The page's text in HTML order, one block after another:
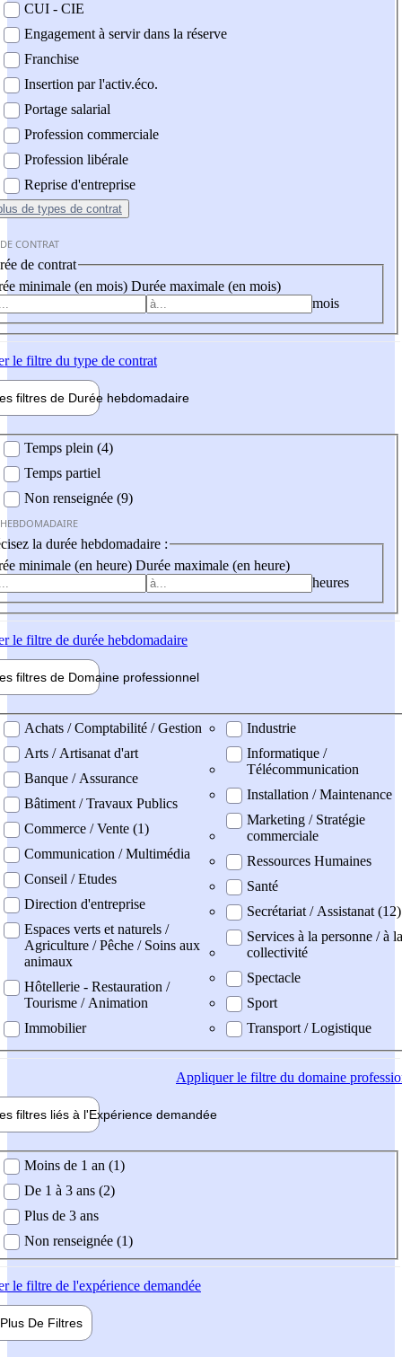
CUI - CIE
Engagement à servir dans la réserve
Franchise
Insertion par l'activ.éco.
Portage salarial
Profession commerciale
Profession libérale
Reprise d'entreprise
de types de contrat
CONTRAT
de contrat
minimale (en mois) Durée maximale (en mois)
mois
le filtre du type de contrat
filtres de Durée hebdomadaire
Temps plein (4)
Temps partiel
Non renseignée (9)
la durée hebdomadaire :
minimale (en heure) Durée maximale (en heure)
heures
le filtre de durée hebdomadaire
filtres de Domaine professionnel
professionel
Achats / Comptabilité / Gestion
Arts / Artisanat d'art
Banque / Assurance
Bâtiment / Travaux Publics
Commerce / Vente (1)
Communication / Multimédia
Conseil / Etudes
Direction d'entreprise
Espaces verts et naturels /
Agriculture / Pêche / Soins aux
animaux
Hôtellerie - Restauration /
Tourisme / Animation
Immobilier
Industrie
Informatique /
Télécommunication
Installation / Maintenance
Marketing / Stratégie
commerciale
Ressources Humaines
Santé
Secrétariat / Assistanat (12)
Services à la personne / à la
collectivité
Spectacle
Sport
Transport / Logistique
Appliquerle filtre du domaine
filtres liés à l'Expérience demandée
demandée
Moins de 1 an (1)
De 1 à 3 ans (2)
Plus de 3 ans
Non renseignée (1)
le filtre de l'expérience demandée
Plus De Filtres